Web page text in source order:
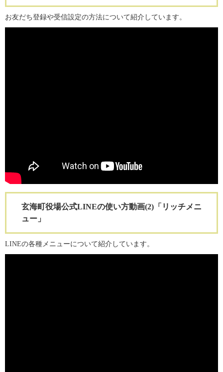
お友だち登録や受信設定の方法について紹介しています。
玄海町役場公式LINEの使い方動画(2)「リッチメニ
ュー」
LINEの各種メニューについて紹介しています。